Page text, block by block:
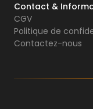
Contact &
CGV
Politique de
Contactez-nous